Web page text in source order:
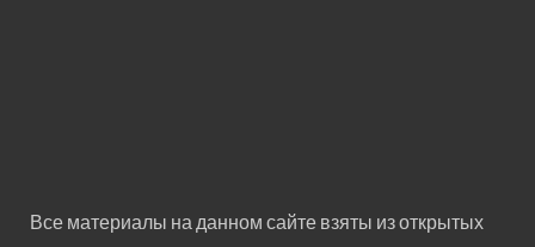
Все материалы на данном сайте взяты из открытых